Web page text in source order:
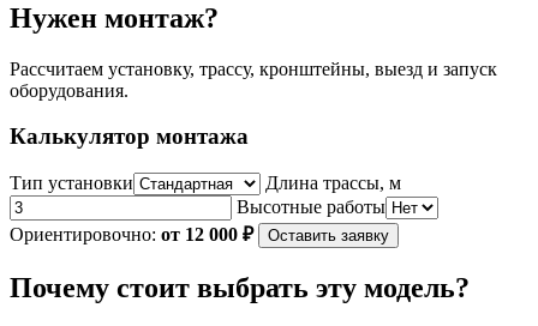
Нужен монтаж?
Рассчитаем установку, трассу, кронштейны, выезд и запуск
оборудования.
Калькулятор монтажа
Тип установки
Длина трассы, м
Высотные работы
Ориентировочно: от 12 000 ₽ Оставить заявку
Почему стоит выбрать эту модель?